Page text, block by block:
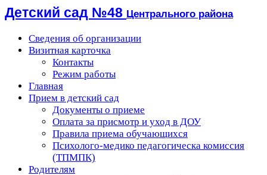
Детский сад №48 Центрального района
Сведения об организации
Визитная карточка
Контакты
Режим работы
Главная
Прием в детский сад
Документы о приеме
Оплата за присмотр и уход в ДОУ
Правила приема обучающихся
Психолого-медико педагогическа комиссия
(ТПМПК)
Родителям